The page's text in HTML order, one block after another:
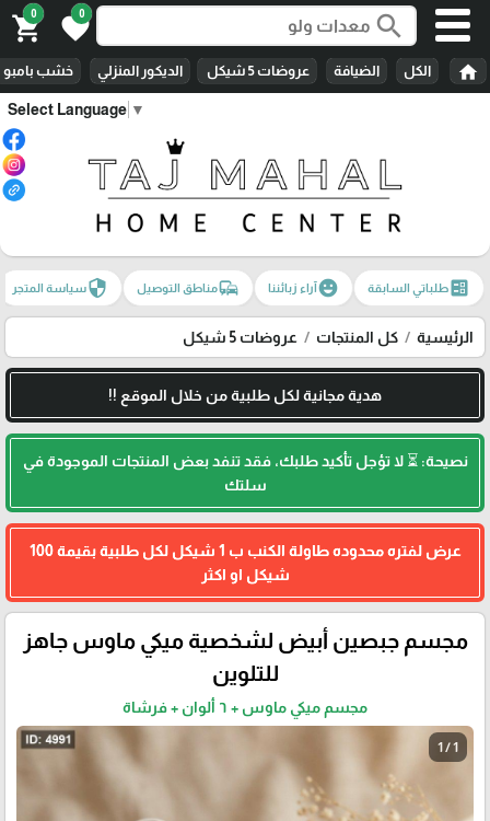
Select Language ▼
search
0
favorite
0
shopping_cart
home الكل الضيافة عروضات 5 شيكل الديكور المنزلي خشب بامبو
ballotطلباتي السابقة emoji_emotionsآراء زبائننا commuteمناطق التوصيل securityسياسة المتجر
الرئيسية كل المنتجات عروضات 5 شيكل
هدية مجانية لكل طلبية من خلال الموقع !!
نصيحة: ⏳ لا تؤجل تأكيد طلبك، فقد تنفد بعض المنتجات الموجودة في
سلتك
عرض لفتره محدوده طاولة الكنب ب 1 شيكل لكل طلبية بقيمة 100
شيكل او اكثر
مجسم جبصين أبيض لشخصية ميكي ماوس جاهز
للتلوين
مجسم ميكي ماوس + ٦ ألوان + فرشاة
1 / 1